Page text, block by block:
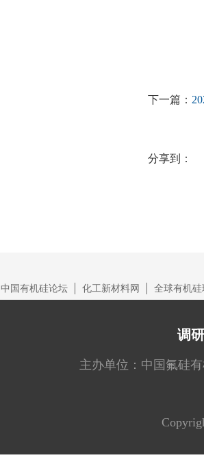
下一篇：
分享到：
中国有机硅论坛 化工新材料网 全球有机硅
调
主办单位：中国氟硅